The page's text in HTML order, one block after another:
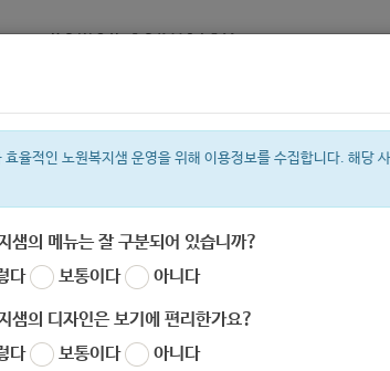
복지서비스 신청 복지
원금 이용시설 ìº 성민복지관
효율적인 노원복지샘 운영을 위해 이용정보를 수집합니다. 해당
샘의 메뉴는 잘 구분되어 있습니까?
다
보통이다 아니다
샘의 디자인은 보기에 편리한가요?
다
보통이다 아니다